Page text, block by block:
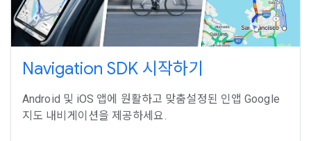
Navigation SDK 시작하기
Android 및 iOS 앱에 원활하고 맞춤설정된 인앱 Google
지도 내비게이션을 제공하세요.